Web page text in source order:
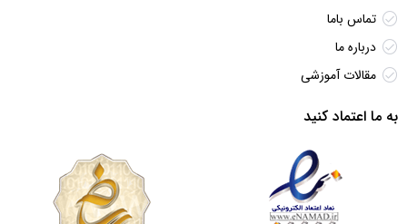
تماس باما
درباره ما
مقالات آموزشی
به ما اعتماد کنید